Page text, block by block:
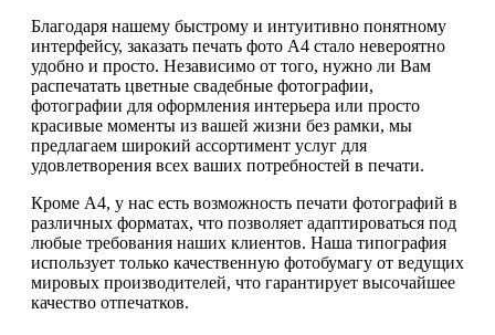
Благодаря нашему быстрому и интуитивно понятному
интерфейсу, заказать печать фото А4 стало невероятно
удобно и просто. Независимо от того, нужно ли Вам
распечатать цветные свадебные фотографии,
фотографии для оформления интерьера или просто
красивые моменты из вашей жизни без рамки, мы
предлагаем широкий ассортимент услуг для
удовлетворения всех ваших потребностей в печати.
Кроме А4, у нас есть возможность печати фотографий в
различных форматах, что позволяет адаптироваться под
любые требования наших клиентов. Наша типография
использует только качественную фотобумагу от ведущих
мировых производителей, что гарантирует высочайшее
качество отпечатков.